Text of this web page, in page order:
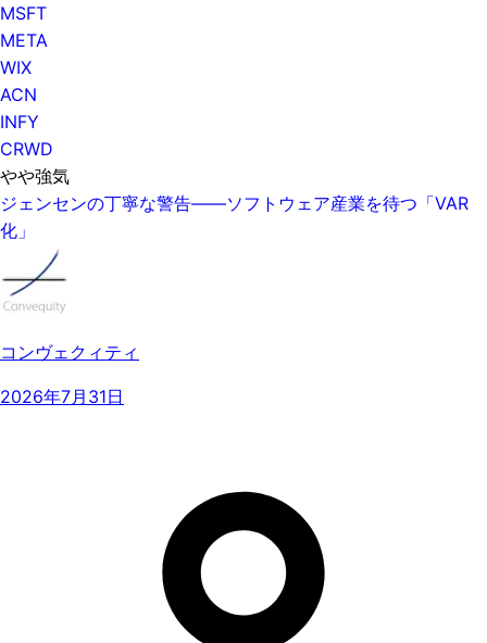
MSFT
META
WIX
ACN
INFY
CRWD
やや強気
ジェンセンの丁寧な警告——ソフトウェア産業を待つ「VAR
化」
コンヴェクィティ
2026年7月31日